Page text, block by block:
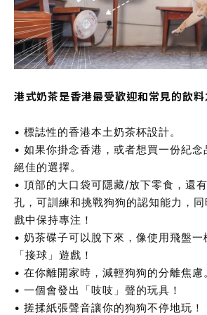
港式奶茶是香港最受歡迎和常見的飲料
• 標誌性的香港本土奶茶杯設計。
• 如果你掛念香港，或者想買一份紀
絕佳的選擇。
• 頂部的大口袋可隱藏/放下零食，還
孔，可訓練和挑戰狗狗的認知能力，
戲中保持專注！
• 奶茶碟子可以脫下來，像使用飛盤
「接球」遊戲！
• 在你離開家時，減輕狗狗的分離焦慮
• 一個會發出「吱吱」聲的玩具！
• 搓揉紙張聲音讓你的狗狗不停地玩！